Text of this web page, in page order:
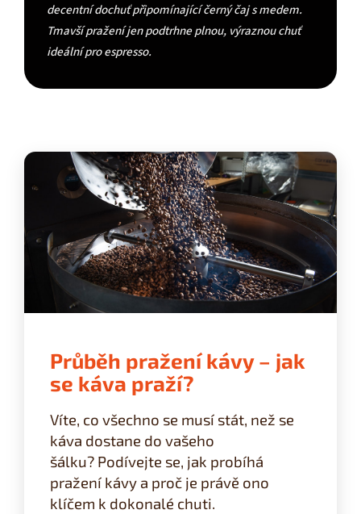
decentní dochuť připomínající černý čaj s medem.
Tmavší pražení jen podtrhne plnou, výraznou chuť
ideální pro espresso.
Průběh pražení kávy – jak
se káva praží?
Víte, co všechno se musí stát, než se
káva dostane do vašeho
šálku? Podívejte se, jak probíhá
pražení kávy a proč je právě ono
klíčem k dokonalé chuti.